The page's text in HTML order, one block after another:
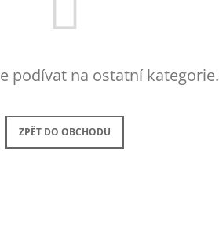
podívat na ostatní kategorie.
ZPĚT DO OBCHODU